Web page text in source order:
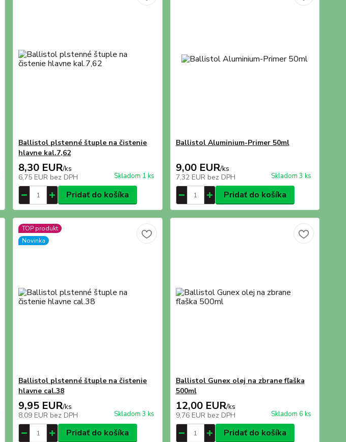
Ballistol plstenné štuple na čistenie
hlavne kal.7,62
8,30 EUR/ks
6,75 EUR bez DPH Skladom 1 ks
Pridať do košíka
Ballistol Aluminium-Primer 50ml
9,00 EUR/ks
7,32 EUR bez DPH Skladom 3 ks
Pridať do košíka
TOP produkt
Novinka
Ballistol plstenné štuple na čistenie
hlavne cal.38
9,95 EUR/ks
8,09 EUR bez DPH Skladom 3 ks
Pridať do košíka
Ballistol Gunex olej na zbrane fľaška
500ml
12,00 EUR/ks
9,76 EUR bez DPH Skladom 6 ks
Pridať do košíka